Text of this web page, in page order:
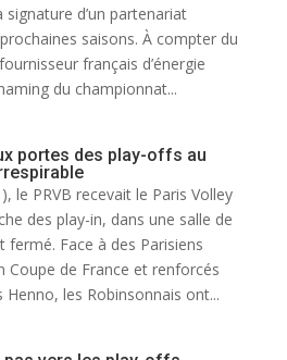
signature d’un partenariat
saisons. À compter du
français d’énergie
du championnat...
portes des play-offs au
le PRVB recevait le Paris Volley
des play-in, dans une salle de
fermé. Face à des Parisiens
Coupe de France et renforcés
Henno, les Robinsonnais ont...